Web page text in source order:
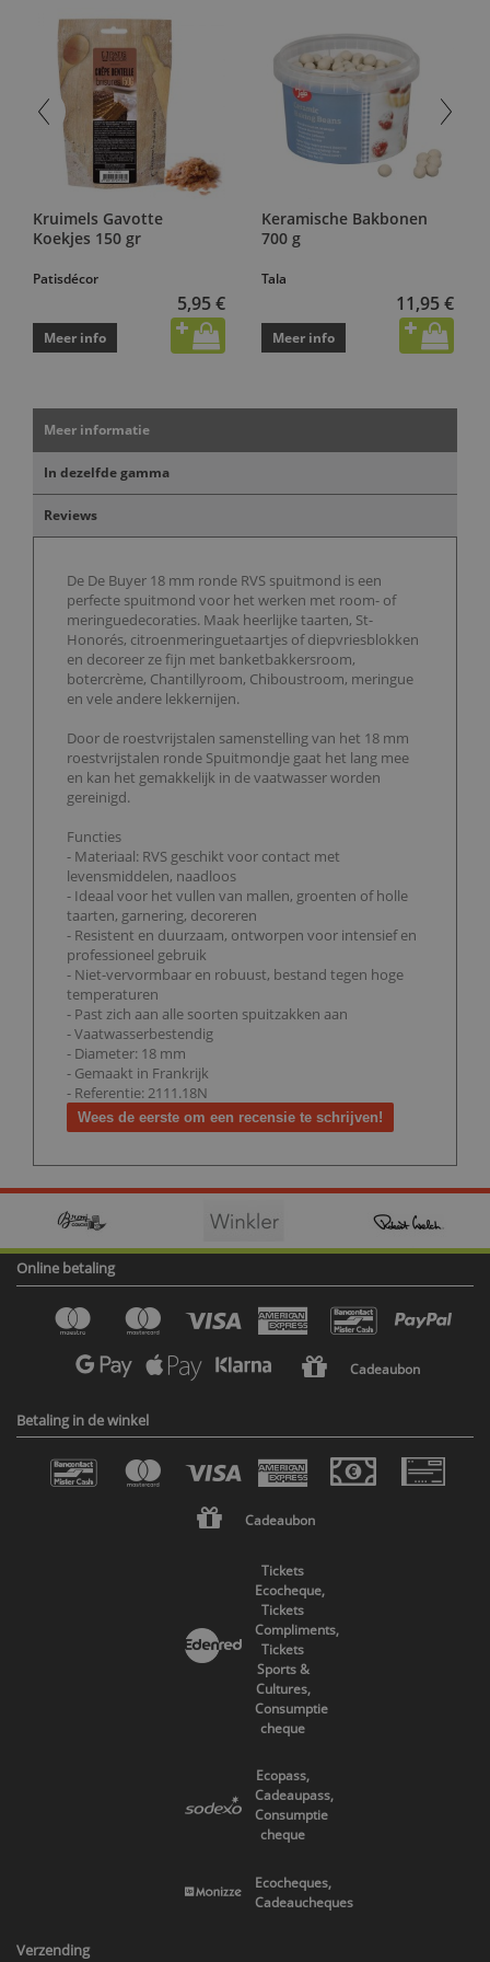
Kruimels Gavotte
Koekjes 150 gr
Patisdécor
5,95 €
Meer info
Keramische Bakbonen
700 g
Tala
11,95 €
Meer info
Meer informatie
In dezelfde gamma
Reviews
De De Buyer 18 mm ronde RVS spuitmond is een
perfecte spuitmond voor het werken met room- of
meringuedecoraties. Maak heerlijke taarten, St-
Honorés, citroenmeringuetaartjes of diepvriesblokken
en decoreer ze fijn met banketbakkersroom,
botercrème, Chantillyroom, Chiboustroom, meringue
en vele andere lekkernijen.
Door de roestvrijstalen samenstelling van het 18 mm
roestvrijstalen ronde Spuitmondje gaat het lang mee
en kan het gemakkelijk in de vaatwasser worden
gereinigd.
Functies
- Materiaal: RVS geschikt voor contact met
levensmiddelen, naadloos
- Ideaal voor het vullen van mallen, groenten of holle
taarten, garnering, decoreren
- Resistent en duurzaam, ontworpen voor intensief en
professioneel gebruik
- Niet-vervormbaar en robuust, bestand tegen hoge
temperaturen
- Past zich aan alle soorten spuitzakken aan
- Vaatwasserbestendig
- Diameter: 18 mm
- Gemaakt in Frankrijk
- Referentie: 2111.18N
Wees de eerste om een recensie te schrijven!
Online betaling
Cadeaubon
Betaling in de winkel
Cadeaubon
Tickets
Ecocheque,
Tickets
Compliments,
Tickets
Sports &
Cultures,
Consumptie
cheque
Ecopass,
Cadeaupass,
Consumptie
cheque
Ecocheques,
Cadeaucheques
Verzending